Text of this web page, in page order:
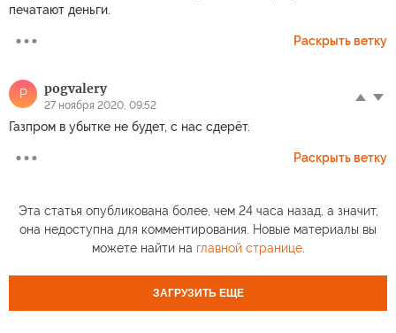
печатают деньги.
Раскрыть ветку
P pogvalery
27 ноября 2020, 09:52
Газпром в убытке не будет, с нас сдерёт.
Раскрыть ветку
Эта статья опубликована более, чем 24 часа назад, а значит,
она недоступна для комментирования. Новые материалы вы
можете найти на главной странице.
ЗАГРУЗИТЬ ЕЩЕ